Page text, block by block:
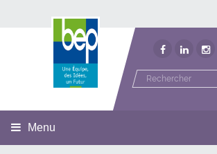
Développement
Développement territorial
Menu